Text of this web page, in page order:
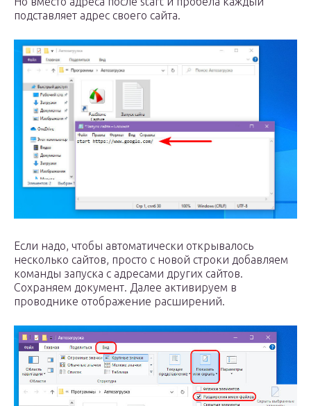
подставляет адрес своего сайта.
Если надо, чтобы автоматически открывалось
несколько сайтов, просто с новой строки добавляем
команды запуска с адресами других сайтов.
Сохраняем документ. Далее активируем в
проводнике отображение расширений.